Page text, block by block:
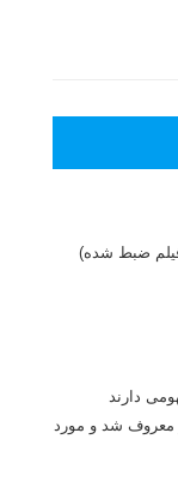
ضبط شده)
دارند
معروف شد و مورد